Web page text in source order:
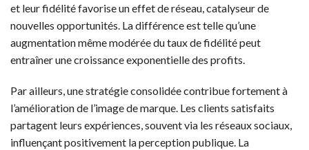
et leur fidélité favorise un effet de réseau, catalyseur de
nouvelles opportunités. La différence est telle qu’une
augmentation même modérée du taux de fidélité peut
entraîner une croissance exponentielle des profits.
Par ailleurs, une stratégie consolidée contribue fortement à
l’amélioration de l’image de marque. Les clients satisfaits
partagent leurs expériences, souvent via les réseaux sociaux,
influençant positivement la perception publique. La